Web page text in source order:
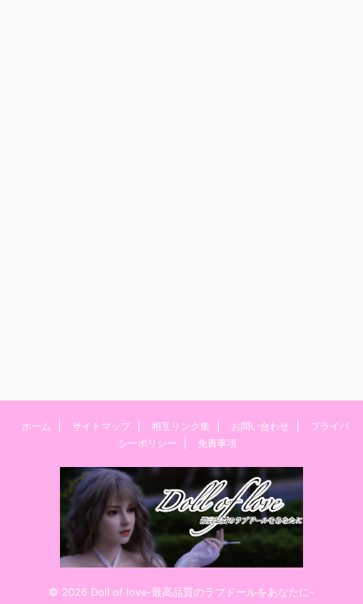
ホーム サイトマップ 相互リンク集 お問い合わせ
プライバ
シーポリシー
免責事項
© 2026 Doll of love-最高品質のラブドールをあなたに-